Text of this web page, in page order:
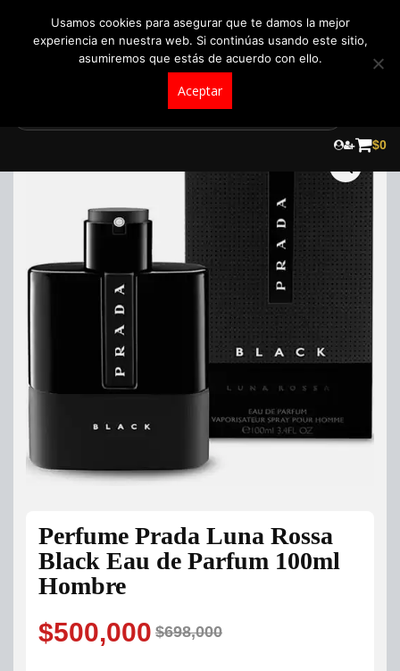
$0
Perfume Prada Luna Rossa
Black Eau de Parfum 100ml
Hombre
$698,000
Original
$500,000
Current
Usamos cookies para asegurar que te damos la mejor
experiencia en nuestra web. Si continúas usando este sitio,
asumiremos que estás de acuerdo con ello.
Aceptar